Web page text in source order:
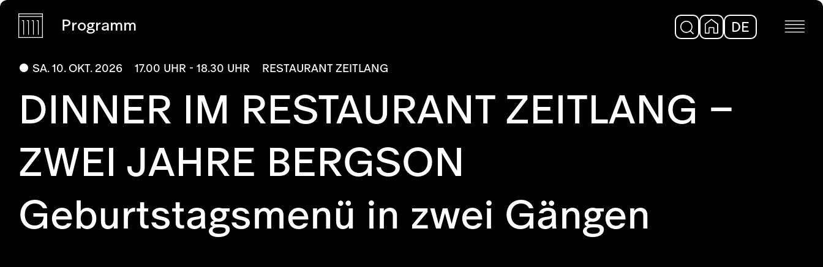
Programm DE EN
SA. 10. OKT. 2026 17.00 UHR - 18.30 UHR RESTAURANT ZEITLANG
DINNER IM RESTAURANT ZEITLANG –
ZWEI JAHRE BERGSON
Geburtstagsmenü in zwei Gängen